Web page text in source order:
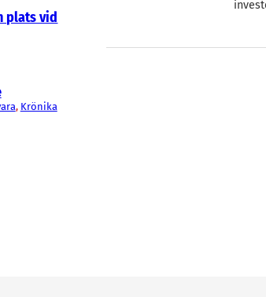
plats vid
, Krönika